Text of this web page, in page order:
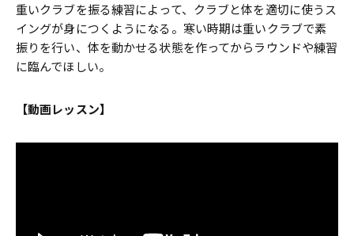
重いクラブを振る練習によって、クラブと体を適切に使うス
イングが身につくようになる。寒い時期は重いクラブで素
振りを行い、体を動かせる状態を作ってからラウンドや練習
に臨んでほしい。
【動画レッスン】